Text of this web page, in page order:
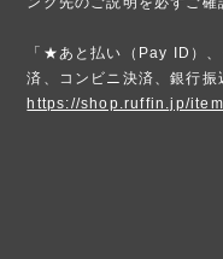
「★あと払い（Pay ID）
済、コンビニ決済、銀行振
https://shop.ruffin.jp/